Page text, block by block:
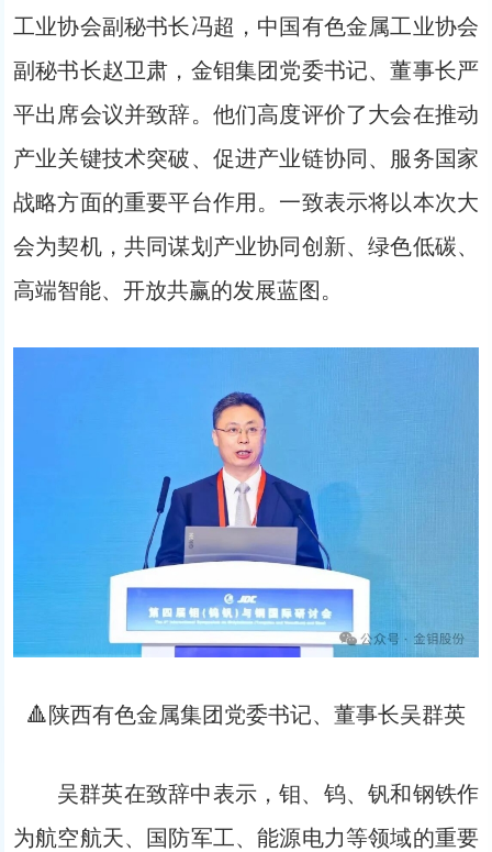
工业协会副秘书长冯超，中国有色金属工业协会
副秘书长赵卫肃，金钼集团党委书记、董事长严
平出席会议并致辞。他们高度评价了大会在推动
产业关键技术突破、促进产业链协同、服务国家
战略方面的重要平台作用。一致表示将以本次大
会为契机，共同谋划产业协同创新、绿色低碳、
高端智能、开放共赢的发展蓝图。
🔺陕西有色金属集团党委书记、董事长吴群英
吴群英在致辞中表示，钼、钨、钒和钢铁作
为航空航天、国防军工、能源电力等领域的重要